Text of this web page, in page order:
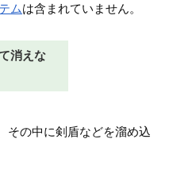
ムは含まれていません。
消えな
その中に剣盾などを溜め込